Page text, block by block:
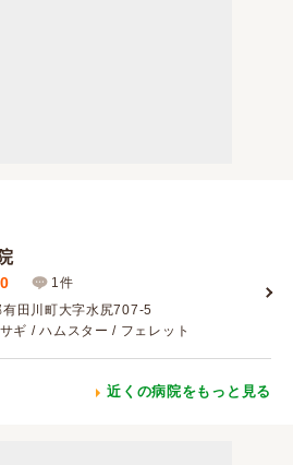
1件
田川町大字水尻707-5
ギ / ハムスター / フェレット
近くの病院をもっと見る